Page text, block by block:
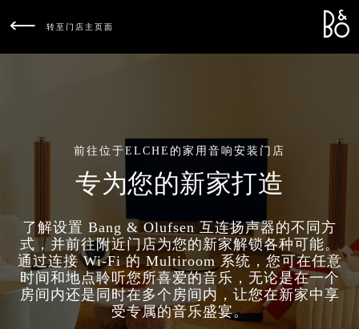
转至门店主页面
前往位于ELCHE的家用音响安装门店
专为您的新家打造
了解设置 Bang & Olufsen 互连扬声器的不同方
式，并前往附近门店为您的新家解锁各种可能。
通过连接 Wi-Fi 的 Multiroom 系统，您可在任意
时间和地点聆听您所喜爱的音乐，无论是在一个
房间内还是同时在多个房间内，让您在新家中享
受专属的音乐盛宴。